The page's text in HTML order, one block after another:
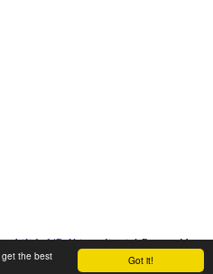
Got it!
the best
|Política editorial Powered by: